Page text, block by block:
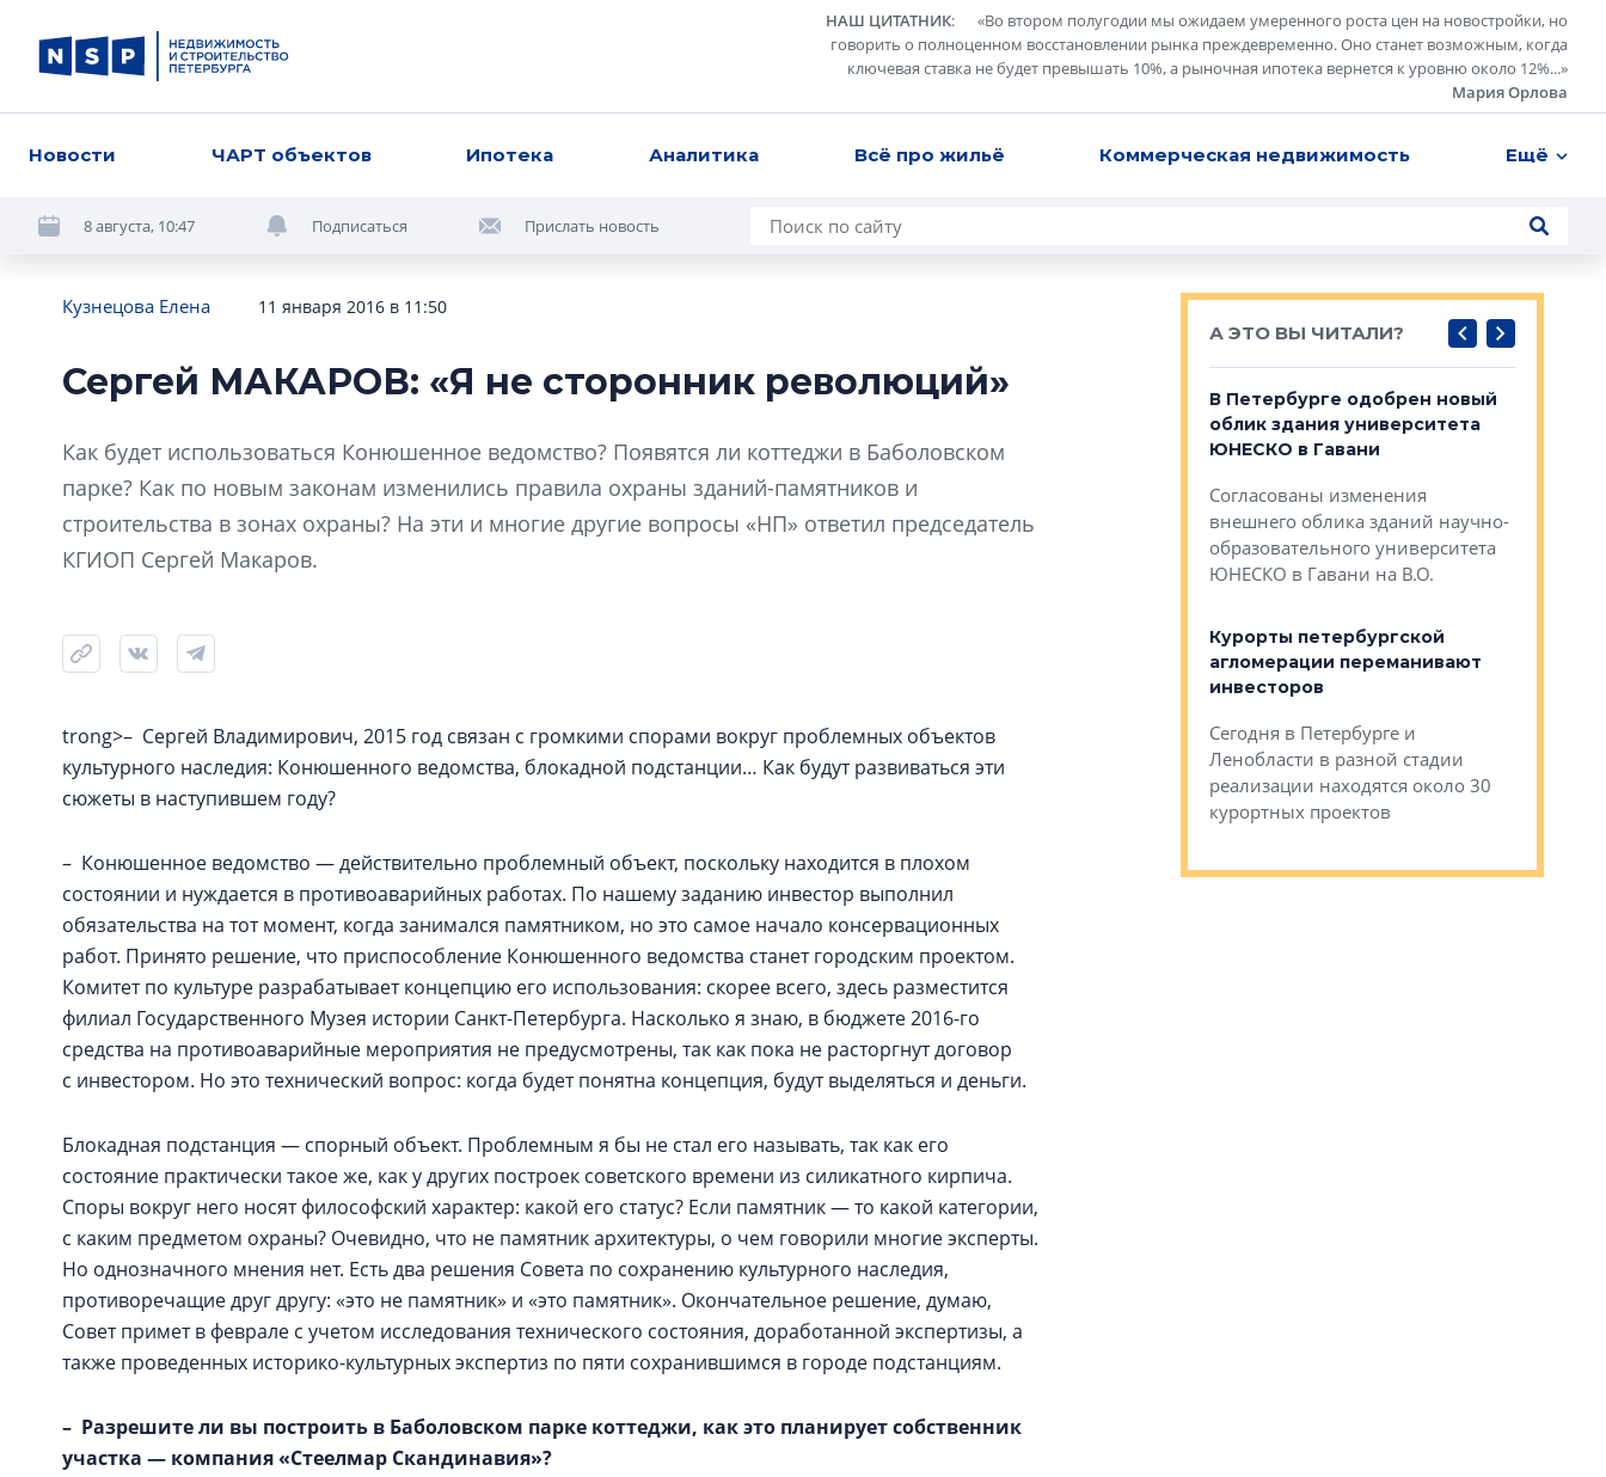
НАШ ЦИТАТНИК: «Во втором полугодии мы ожидаем умеренного роста цен на новостройки, но
говорить о полноценном восстановлении рынка преждевременно. Оно станет возможным, когда
ключевая ставка не будет превышать 10%, а рыночная ипотека вернется к уровню около 12%...»
Мария Орлова
Новости ЧАРТ объектов Ипотека Аналитика Всё про жильё Коммерческая недвижимость Ещё
8 августа, 10:47 Подписаться Прислать новость
Кузнецова Елена 11 января 2016 в 11:50
Сергей МАКАРОВ: «Я не сторонник революций»
Как будет использоваться Конюшенное ведомство? Появятся ли коттеджи в Баболовском
парке? Как по новым законам изменились правила охраны зданий-памятников и
строительства в зонах охраны? На эти и многие другие вопросы «НП» ответил председатель
КГИОП Сергей Макаров.
trong>– Сергей Владимирович, 2015 год связан с громкими спорами вокруг проблемных объектов
культурного наследия: Конюшенного ведомства, блокадной подстанции… Как будут развиваться эти
сюжеты в наступившем году?
– Конюшенное ведомство — действительно проблемный объект, поскольку находится в плохом
состоянии и нуждается в противоаварийных работах. По нашему заданию инвестор выполнил
обязательства на тот момент, когда занимался памятником, но это самое начало консервационных
работ. Принято решение, что приспособление Конюшенного ведомства станет городским проектом.
Комитет по культуре разрабатывает концепцию его использования: скорее всего, здесь разместится
филиал Государственного Музея истории Санкт-Петербурга. Насколько я знаю, в бюджете 2016-го
средства на противоаварийные мероприятия не предусмотрены, так как пока не расторгнут договор
с инвестором. Но это технический вопрос: когда будет понятна концепция, будут выделяться и деньги.
Блокадная подстанция — спорный объект. Проблемным я бы не стал его называть, так как его
состояние практически такое же, как у других построек советского времени из силикатного кирпича.
Споры вокруг него носят философский характер: какой его статус? Если памятник — то какой категории,
с каким предметом охраны? Очевидно, что не памятник архитектуры, о чем говорили многие эксперты.
Но однозначного мнения нет. Есть два решения Совета по сохранению культурного наследия,
противоречащие друг другу: «это не памятник» и «это памятник». Окончательное решение, думаю,
Совет примет в феврале с учетом исследования технического состояния, доработанной экспертизы, а
также проведенных историко-культурных экспертиз по пяти сохранившимся в городе подстанциям.
– Разрешите ли вы построить в Баболовском парке коттеджи, как это планирует собственник
участка — компания «Стеелмар Скандинавия»?
А ЭТО ВЫ ЧИТАЛИ?
Усадьба Торосово — антидот
эпохи фальш-панелей
В Петербурге одобрен новый
облик здания университета
ЮНЕСКО в Гавани
Согласованы изменения
внешнего облика зданий научно-
образовательного университета
ЮНЕСКО в Гавани на В.О.
Курорты петербургской
агломерации переманивают
инвесторов
Сегодня в Петербурге и
Ленобласти в разной стадии
реализации находятся около 30
курортных проектов